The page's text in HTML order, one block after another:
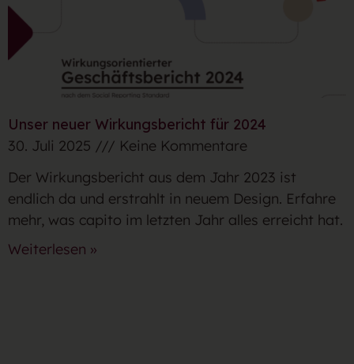
Unser neuer Wirkungsbericht für 2024
30. Juli 2025
Keine Kommentare
Der Wirkungsbericht aus dem Jahr 2023 ist
endlich da und erstrahlt in neuem Design. Erfahre
mehr, was capito im letzten Jahr alles erreicht hat.
Weiterlesen »